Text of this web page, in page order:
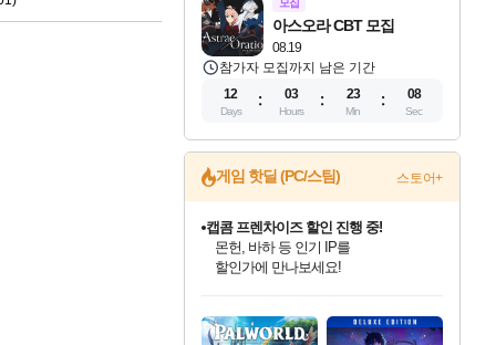
모집
08.19
아스오라 CBT 모집
참가자 모집까지 남은 기간
12
Days
03
Hours
23
Min
07
Sec
게임 핫딜 (PC/스팀) 스토어+
최대 90% 할인가를 만나보세요!
네이버혜택과 함께 만나보세요!
50%할인&추가 적립까지!
이니&베니 혜택까지!
네이버 혜택가와 함께 예약하세요!
할인&네이버혜택으로 만나보세요!
네이버페이 혜택과 만나보세요!
40주년 프로모션으로 만나보세요!
네이버 포인트 혜택까지!
캡콤 프렌차이즈 할인 진행 중!
몬헌, 바하 등 인기 IP를
할인가에 만나보세요!
일부 에디션 상시 할인!
혜택으로 예약 판매 중
편안하게 충전하세요